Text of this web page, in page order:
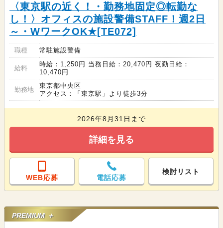
〈東京駅の近く！・勤務地固定◎転勤な
し！〉オフィスの施設警備STAFF！週2日
～・WワークOK★[TE072]
職種 常駐施設警備
給料
時給：1,250円 当務日給：20,470円 夜勤日給：
10,470円
勤務地
東京都中央区
アクセス：「東京駅」より徒歩3分
2026年8月31日まで
詳細を見る
WEB応募 電話応募
検討リスト
PREMIUM ＋